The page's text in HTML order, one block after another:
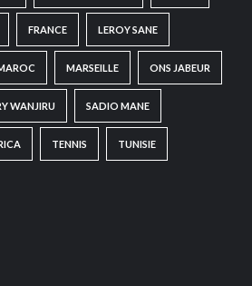
FRANCE LEROY SANE
MARSEILLE ONS JABEUR
WANJIRU SADIO MANE
TENNIS TUNISIE